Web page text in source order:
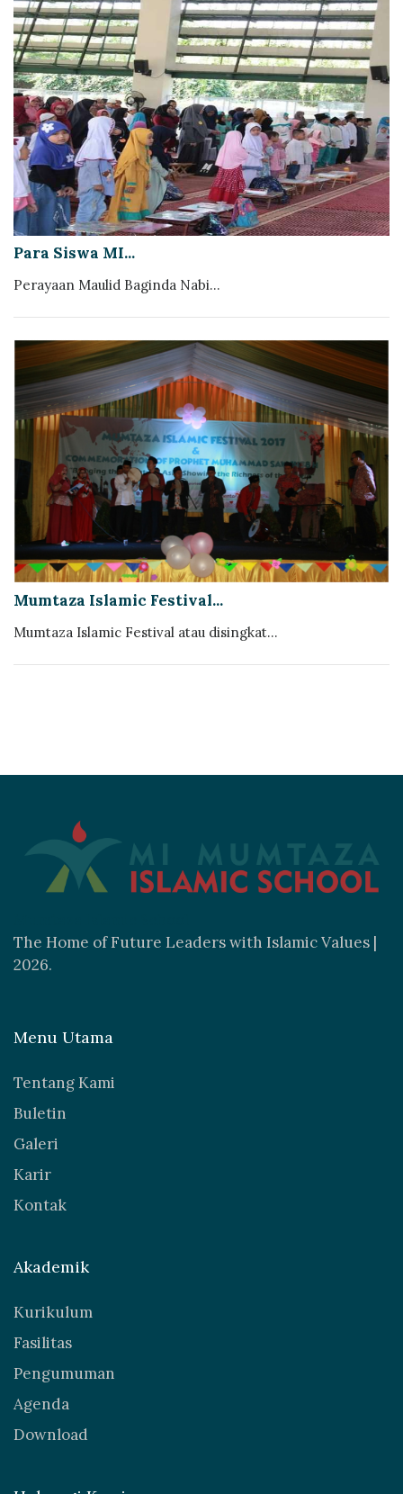
Para Siswa MI...
Perayaan Maulid Baginda Nabi...
Mumtaza Islamic Festival...
Mumtaza Islamic Festival atau disingkat...
The Home of Future Leaders with Islamic Values |
2026.
Menu Utama
Tentang Kami
Buletin
Galeri
Karir
Kontak
Akademik
Kurikulum
Fasilitas
Pengumuman
Agenda
Download